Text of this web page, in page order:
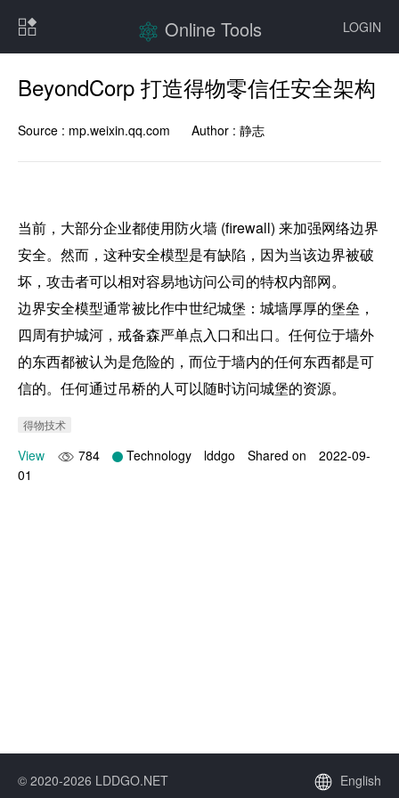
LOGIN
Online Tools
BeyondCorp 打造得物零信任安全架构
Source : mp.weixin.qq.com Author : 静志
当前，大部分企业都使用防火墙 (firewall) 来加强网络边界
安全。然而，这种安全模型是有缺陷，因为当该边界被破
坏，攻击者可以相对容易地访问公司的特权内部网。
边界安全模型通常被比作中世纪城堡：城墙厚厚的堡垒，
四周有护城河，戒备森严单点入口和出口。任何位于墙外
的东西都被认为是危险的，而位于墙内的任何东西都是可
信的。任何通过吊桥的人可以随时访问城堡的资源。
得物技术
View 784 Technology lddgo Shared on
2022-09-
01
© 2020-2026 LDDGO.NET English